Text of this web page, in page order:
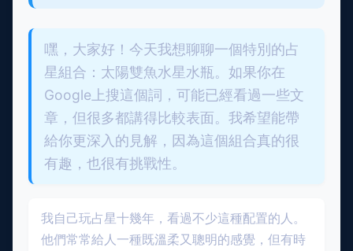
嘿，大家好！今天我想聊聊一個特別的占
星組合：太陽雙魚水星水瓶。如果你在
Google上搜這個詞，可能已經看過一些文
章，但很多都講得比較表面。我希望能帶
給你更深入的見解，因為這個組合真的很
有趣，也很有挑戰性。
我自己玩占星十幾年，看過不少這種配置的人。
他們常常給人一種既溫柔又聰明的感覺，但有時